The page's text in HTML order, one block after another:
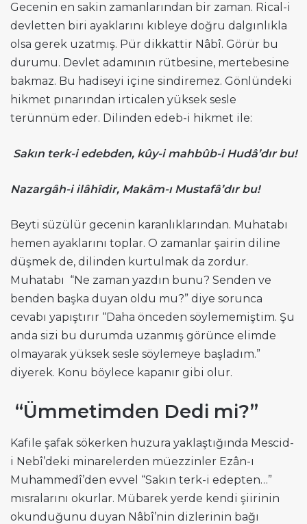
Gecenin en sakin zamanlarından bir zaman. Rical-i
devletten biri ayaklarını kıbleye doğru dalgınlıkla
olsa gerek uzatmış. Pür dikkattir Nâbî. Görür bu
durumu. Devlet adamının rütbesine, mertebesine
bakmaz. Bu hadiseyi içine sindiremez. Gönlündeki
hikmet pınarından irticalen yüksek sesle
terünnüm eder. Dilinden edeb-i hikmet ile:
Sakın terk-i edebden, kûy-i mahbûb-i Hudâ’dır bu!
Nazargâh-i ilâhîdir, Makâm-ı Mustafâ’dır bu!
Beyti süzülür gecenin karanlıklarından. Muhatabı
hemen ayaklarını toplar. O zamanlar şairin diline
düşmek de, dilinden kurtulmak da zordur.
Muhatabı “Ne zaman yazdın bunu? Senden ve
benden başka duyan oldu mu?” diye sorunca
cevabı yapıştırır “Daha önceden söylememiştim. Şu
anda sizi bu durumda uzanmış görünce elimde
olmayarak yüksek sesle söylemeye başladım.”
diyerek. Konu böylece kapanır gibi olur.
“Ümmetimden Dedi mi?”
Kafile şafak sökerken huzura yaklaştığında Mescid-
i Nebî’deki minarelerden müezzinler Ezân-ı
Muhammedî’den evvel “Sakın terk-i edepten…”
mısralarını okurlar. Mübarek yerde kendi şiirinin
okunduğunu duyan Nâbî’nin dizlerinin bağı